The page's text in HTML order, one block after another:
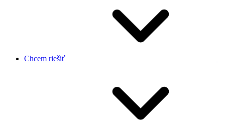
Chcem riešiť